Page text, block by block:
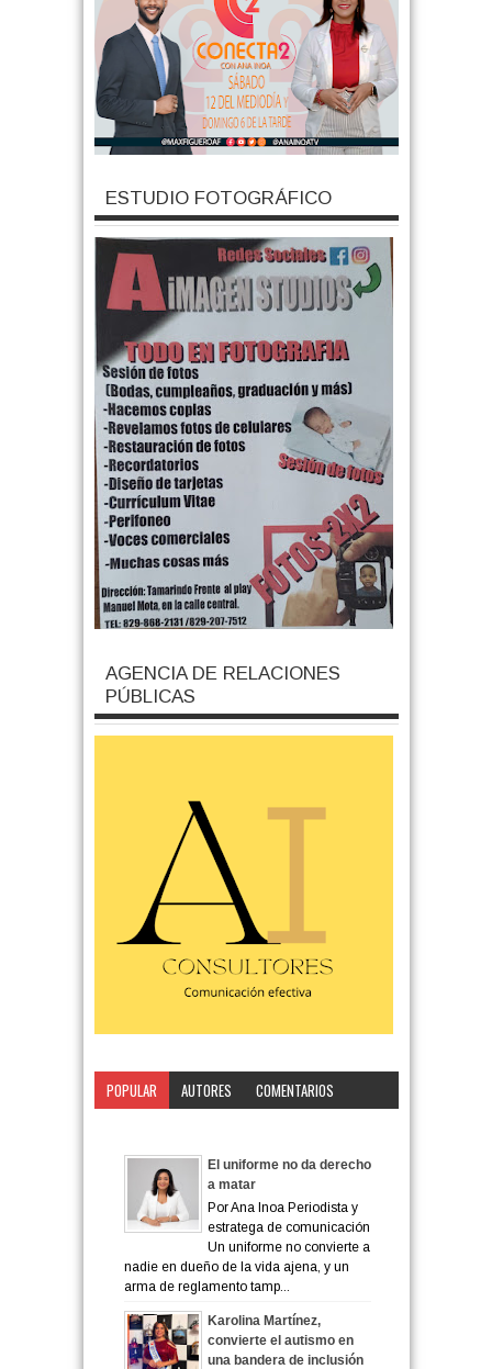
ESTUDIO FOTOGRÁFICO
AGENCIA DE RELACIONES
PÚBLICAS
POPULAR AUTORES
COMENTARIOS
El uniforme no da derecho
a matar
Por Ana Inoa Periodista y
estratega de comunicación
Un uniforme no convierte a
nadie en dueño de la vida ajena, y un
arma de reglamento tamp...
Karolina Martínez,
convierte el autismo en
una bandera de inclusión